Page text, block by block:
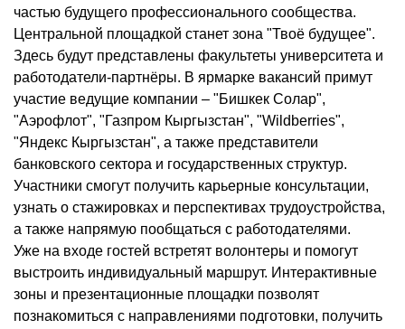
частью будущего профессионального сообщества.
Центральной площадкой станет зона "Твоё будущее".
Здесь будут представлены факультеты университета и
работодатели-партнёры. В ярмарке вакансий примут
участие ведущие компании – "Бишкек Солар",
"Аэрофлот", "Газпром Кыргызстан", "Wildberries",
"Яндекс Кыргызстан", а также представители
банковского сектора и государственных структур.
Участники смогут получить карьерные консультации,
узнать о стажировках и перспективах трудоустройства,
а также напрямую пообщаться с работодателями.
Уже на входе гостей встретят волонтеры и помогут
выстроить индивидуальный маршрут. Интерактивные
зоны и презентационные площадки позволят
познакомиться с направлениями подготовки, получить